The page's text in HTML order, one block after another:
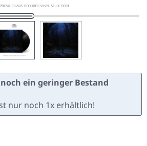
ein geringer Bestand
nur noch 1x erhältlich!